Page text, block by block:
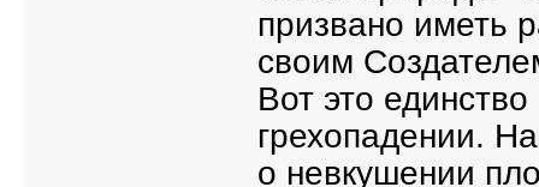
призвано иметь
своим
Вот это
грехопадении.
о невкушении